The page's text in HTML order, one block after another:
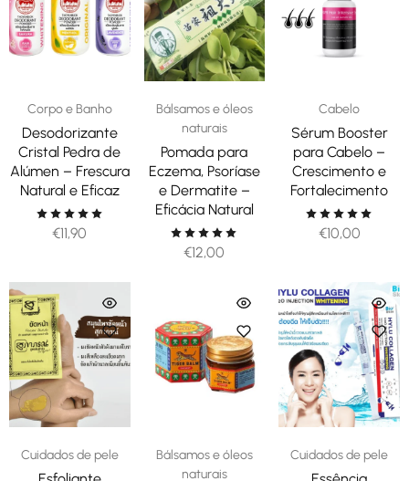
Corpo e Banho
Desodorizante
Cristal Pedra de
Alúmen – Frescura
Natural e Eficaz
€11,90
Bálsamos e óleos
naturais
Pomada para
Eczema, Psoríase
e Dermatite –
Eficácia Natural
€12,00
Cabelo
Sérum Booster
para Cabelo –
Crescimento e
Fortalecimento
€10,00
Cuidados de pele
Bálsamos e óleos
naturais
Cuidados de pele